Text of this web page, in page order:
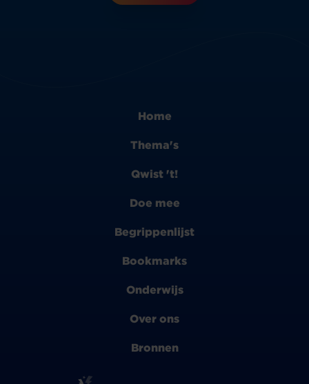
Home
Thema's
Qwist 't!
Doe mee
Begrippenlijst
Bookmarks
Onderwijs
Over ons
Bronnen